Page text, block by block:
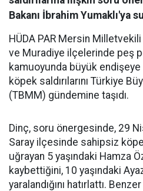
Bakanı İbrahim Yumaklı'ya
HÜDA PAR Mersin Milletvekili
ve Muradiye ilçelerinde peş
kamuoyunda büyük
köpek saldırılarını Türkiye
(TBMM) gündemine taşıdı.
Dinç, soru önergesinde, 29
Saray ilçesinde sahipsiz
uğrayan 5 yaşındaki Hamza
kaybettiğini, 10 yaşındaki
yaralandığını hatırlattı.